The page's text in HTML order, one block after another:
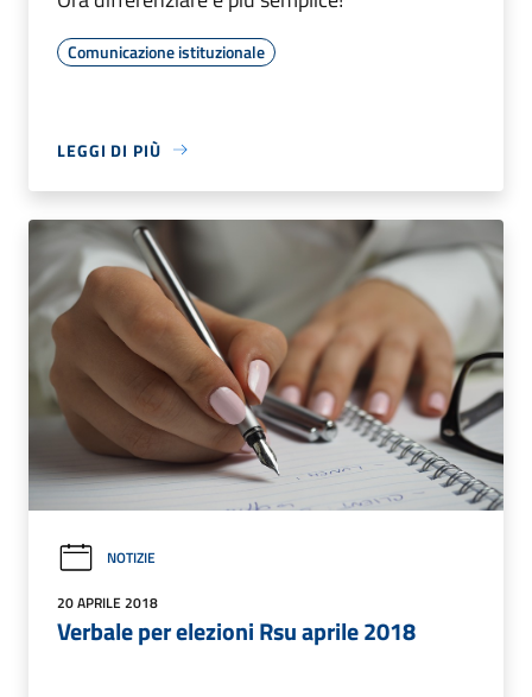
Comunicazione istituzionale
LEGGI DI PIÙ
NOTIZIE
20 APRILE 2018
Verbale per elezioni Rsu aprile 2018